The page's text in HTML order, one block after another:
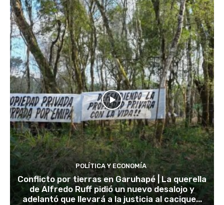
POLÍTICA Y ECONOMÍA
Conflicto por tierras en Garuhapé | La querella
de Alfredo Ruff pidió un nuevo desalojo y
adelantó que llevará a la justicia al cacique...